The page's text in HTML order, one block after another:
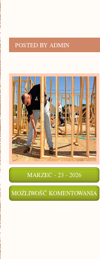
POSTED BY ADMIN
MARZEC - 23 - 2026
MOŻLIWOŚĆ KOMENTOWANIA